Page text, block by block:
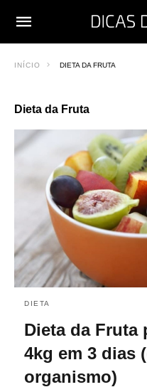
INÍCIO DIETA DA FRUTA
Dieta da Fruta
DIETA
Dieta da Fruta
4kg em 3 dias
organismo)